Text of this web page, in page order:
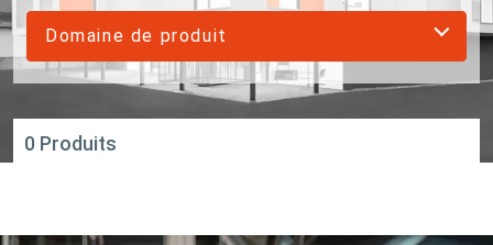
Domaine de produit
0 Produits